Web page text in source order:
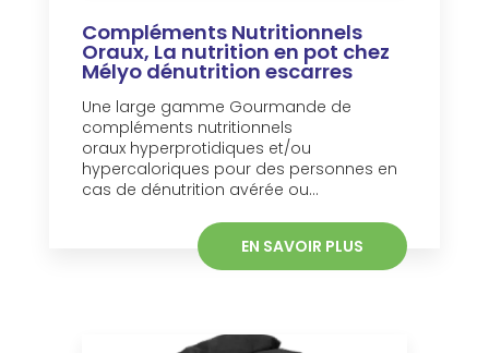
Compléments Nutritionnels
Oraux, La nutrition en pot chez
Mélyo dénutrition escarres
Une large gamme Gourmande de
compléments nutritionnels
oraux hyperprotidiques et/ou
hypercaloriques pour des personnes en
cas de dénutrition avérée ou...
EN SAVOIR PLUS